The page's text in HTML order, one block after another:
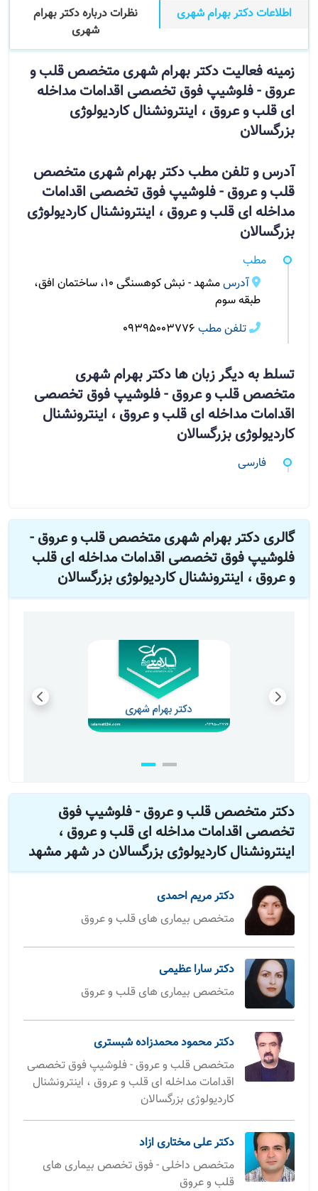
اطلاعات دکتر بهرام شهری
نظرات درباره دکتر بهرام
شهری
زمینه فعالیت دکتر بهرام شهری متخصص قلب و
عروق - فلوشیپ فوق تخصصی اقدامات مداخله
ای قلب و عروق ، اینترونشنال کاردیولوژی
بزرگسالان
آدرس و تلفن مطب دکتر بهرام شهری متخصص
قلب و عروق - فلوشیپ فوق تخصصی اقدامات
مداخله ای قلب و عروق ، اینترونشنال کاردیولوژی
بزرگسالان
مطب
آدرس
مشهد - نبش کوهسنگی ۱۰، ساختمان افق،
طبقه سوم
تلفن مطب
تسلط به دیگر زبان ها دکتر بهرام شهری
متخصص قلب و عروق - فلوشیپ فوق تخصصی
اقدامات مداخله ای قلب و عروق ، اینترونشنال
کاردیولوژی بزرگسالان
فارسی
گالری دکتر بهرام شهری متخصص قلب و عروق -
فلوشیپ فوق تخصصی اقدامات مداخله ای قلب
و عروق ، اینترونشنال کاردیولوژی بزرگسالان
دکتر متخصص قلب و عروق - فلوشیپ فوق
تخصصی اقدامات مداخله ای قلب و عروق ،
اینترونشنال کاردیولوژی بزرگسالان در شهر مشهد
دکتر مریم احمدی
متخصص بیماری های قلب و عروق
دکتر سارا عظیمی
متخصص بیماری های قلب و عروق
دکتر محمود محمدزاده شبستری
متخصص قلب و عروق - فلوشیپ فوق تخصصی
اقدامات مداخله ای قلب و عروق ، اینترونشنال
کاردیولوژی بزرگسالان
دکتر علی مختاری ازاد
متخصص داخلی - فوق تخصص بیماری های
قلب و عروق